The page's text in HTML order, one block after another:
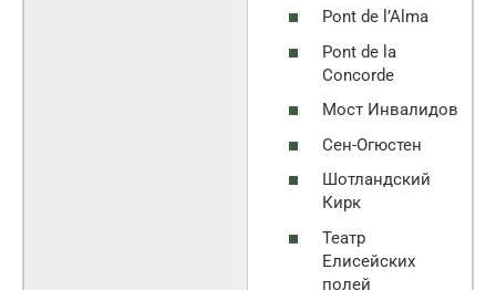
Pont de l’Alma
Pont de la
Concorde
Мост Инвалидов
Сен-Огюстен
Шотландский
Кирк
Театр
Елисейских
полей